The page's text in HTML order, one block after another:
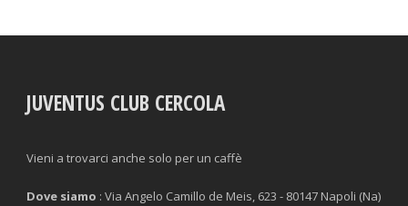
JUVENTUS CLUB CERCOLA
Vieni a trovarci anche solo per un caffè
Dove siamo : Via Angelo Camillo de Meis, 623 - 80147 Napoli (Na)